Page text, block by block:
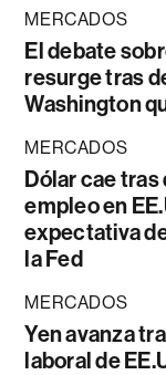
MERCADOS
El debate
resurge tras
Washington
MERCADOS
Dólar cae tras
empleo en
expectativa
la Fed
MERCADOS
Yen avanza
laboral de